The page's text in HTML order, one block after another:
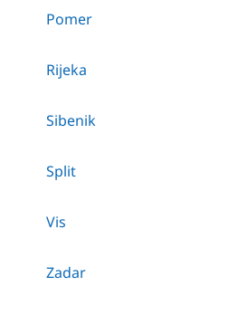
Pomer
Rijeka
Sibenik
Split
Vis
Zadar